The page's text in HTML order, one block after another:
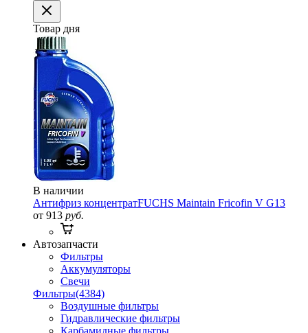
Товар дня
В наличии
Антифриз концентратFUCHS Maintain Fricofin V G13
от 913 руб.
Автозапчасти
Фильтры
Аккумуляторы
Свечи
Фильтры(4384)
Воздушные фильтры
Гидравлические фильтры
Карбамидные фильтры